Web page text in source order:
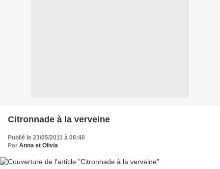
Citronnade à la verveine
Publié le 23/05/2011 à 06:40
Par Anna et Olivia